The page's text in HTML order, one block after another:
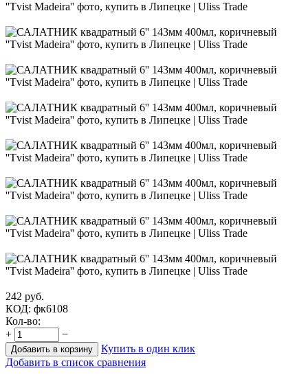
242 руб.
КОД: фк6108
Кол-во:
+
−
Добавить в корзину
Купить в один клик
Добавить в список сравнения